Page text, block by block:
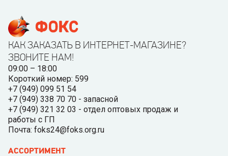
КАК ЗАКАЗАТЬ В ИНТЕРНЕТ-МАГАЗИНЕ?
ЗВОНИТЕ НАМ!
09:00 – 18:00
Короткий номер: 599
+7 (949) 099 51 54
+7 (949) 338 70 70 - запасной
+7 (949) 321 32 03 - отдел оптовых продаж и
работы с ГП
Почта: foks24@foks.org.ru
АССОРТИМЕНТ